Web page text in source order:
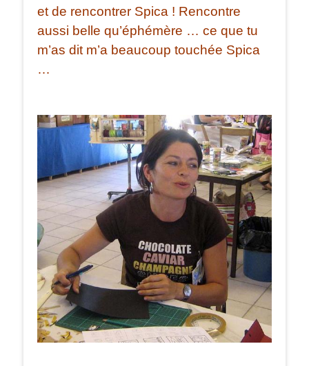
et de rencontrer Spica ! Rencontre
aussi belle qu’éphémère … ce que tu
m’as dit m’a beaucoup touchée Spica
…